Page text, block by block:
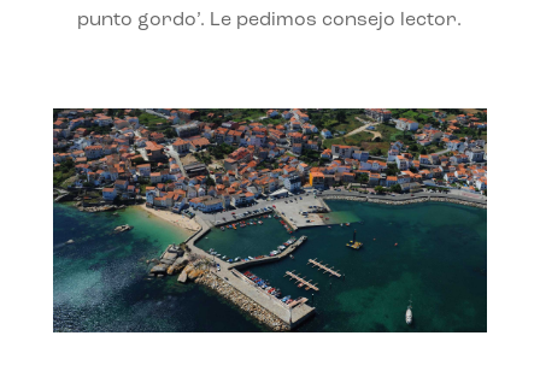
punto gordo’. Le pedimos consejo lector.